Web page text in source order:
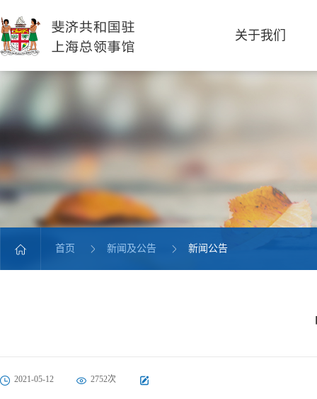
关于我们
首页 新闻及公告 新闻公告
2021-05-12 2752次